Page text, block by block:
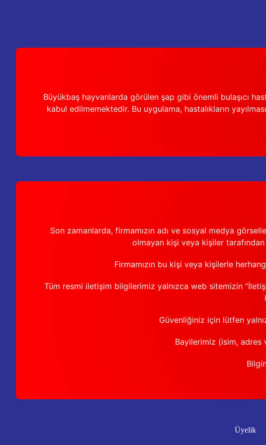
Büyükbaş hayvanlarda görülen şap gibi önemli bulaşıcı
kabul edilmemektedir. Bu uygulama, hastalıkların
Son zamanlarda, firmamızın adı ve sosyal medya
olmayan kişi veya kişiler tarafından
Firmamızın bu kişi veya kişilerle
Tüm resmi iletişim bilgilerimiz yalnızca web sitemizin
Güvenliğiniz için lütfen
Bayilerimiz (isim,
Üyelik